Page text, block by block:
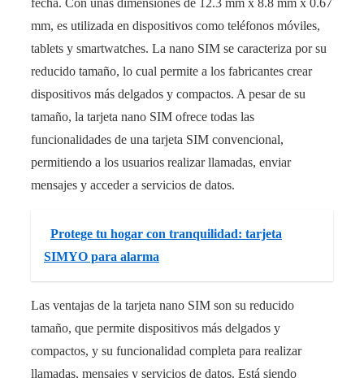
fecha. Con unas dimensiones de 12.3 mm x 8.8 mm x 0.67
mm, es utilizada en dispositivos como teléfonos móviles,
tablets y smartwatches. La nano SIM se caracteriza por su
reducido tamaño, lo cual permite a los fabricantes crear
dispositivos más delgados y compactos. A pesar de su
tamaño, la tarjeta nano SIM ofrece todas las
funcionalidades de una tarjeta SIM convencional,
permitiendo a los usuarios realizar llamadas, enviar
mensajes y acceder a servicios de datos.
Protege tu hogar con tranquilidad: tarjeta
SIMYO para alarma
Las ventajas de la tarjeta nano SIM son su reducido
tamaño, que permite dispositivos más delgados y
compactos, y su funcionalidad completa para realizar
llamadas, mensajes y servicios de datos. Está siendo